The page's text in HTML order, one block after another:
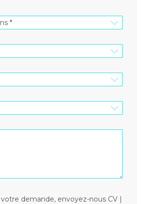
demande, envoyez-nous CV |